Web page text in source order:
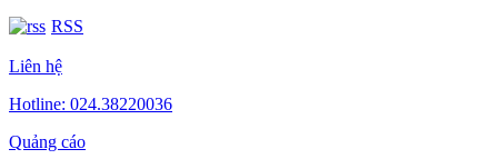
RSS
Liên hệ
Hotline: 024.38220036
Quảng cáo